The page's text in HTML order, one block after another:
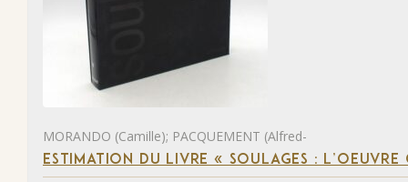
MORANDO (Camille); PACQUEMENT (Alfred-
ESTIMATION DU LIVRE « SOULAGES :